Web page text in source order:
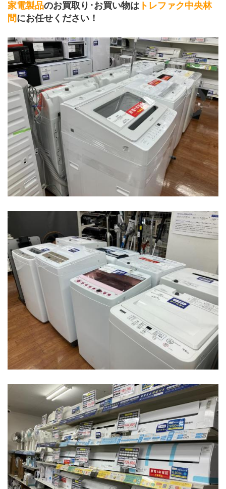
家電製品のお買取り･お買い物は トレファク中央林
間にお任せください！